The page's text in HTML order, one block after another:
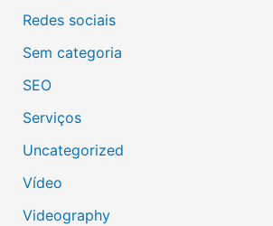
Redes sociais
Sem categoria
SEO
Serviços
Uncategorized
Vídeo
Videography